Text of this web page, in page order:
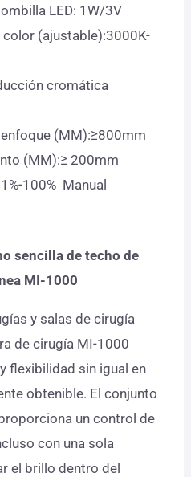
LED: 1W/3V
(ajustable):3000K-
cromática
(MM):≥800mm
(MM):≥ 200mm
100% Manual
sencilla de techo de
MI-1000
y salas de cirugía
de cirugía MI-1000
flexibilidad sin igual en
obtenible. El conjunto
un control de
con una sola
el brillo dentro del